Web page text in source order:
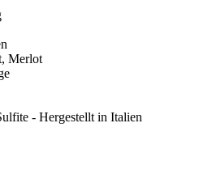
Merlot
- Hergestellt in Italien